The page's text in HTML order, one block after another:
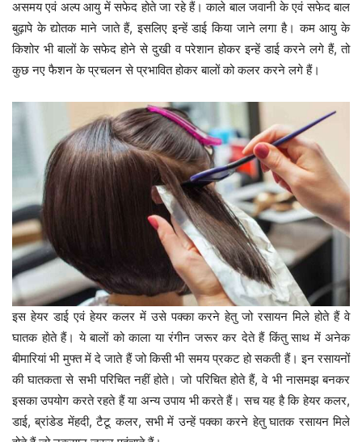
असमय एवं अल्प आयु में सफेद होते जा रहे हैं। काले बाल जवानी के एवं सफेद बाल
बुढ़ापे के द्योतक माने जाते हैं, इसलिए इन्हें डाई किया जाने लगा है। कम आयु के
किशोर भी बालों के सफेद होने से दुखी व परेशान होकर इन्हें डाई करने लगे हैं, तो
कुछ नए फैशन के प्रचलन से प्रभावित होकर बालों को कलर करने लगे हैं।
इस हेयर डाई एवं हेयर कलर में उसे पक्का करने हेतु जो रसायन मिले होते हैं वे
घातक होते हैं। ये बालों को काला या रंगीन जरूर कर देते हैं किंतु साथ में अनेक
बीमारियां भी मुफ्त में दे जाते हैं जो किसी भी समय प्रकट हो सकती हैं। इन रसायनों
की घातकता से सभी परिचित नहीं होते। जो परिचित होते हैं, वे भी नासमझ बनकर
इसका उपयोग करते रहते हैं या अन्य उपाय भी करते हैं। सच यह है कि हेयर कलर,
डाई, ब्रांडेड मेंहदी, टैटू कलर, सभी में उन्हें पक्का करने हेतु घातक रसायन मिले